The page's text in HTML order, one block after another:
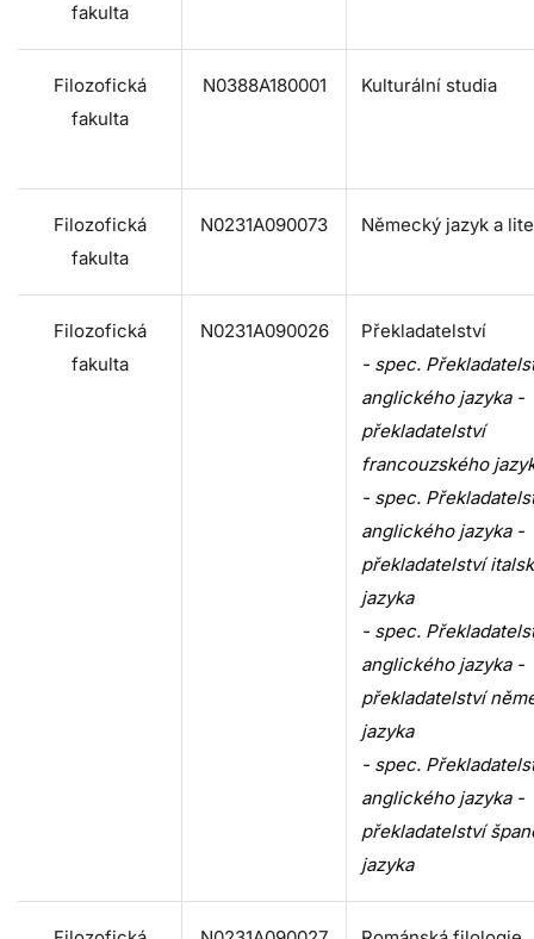
fakulta
Filozofická
fakulta
N0388A180001 Kulturální studia
Filozofická
fakulta
N0231A090073 Německý jazyk a
Filozofická
fakulta
N0231A090026
Překladatelství
- spec.
anglického jazyka -
překladatelství
francouzského
- spec.
anglického jazyka -
překladatelství
jazyka
- spec.
anglického jazyka -
překladatelství
jazyka
- spec.
anglického jazyka -
překladatelství
jazyka